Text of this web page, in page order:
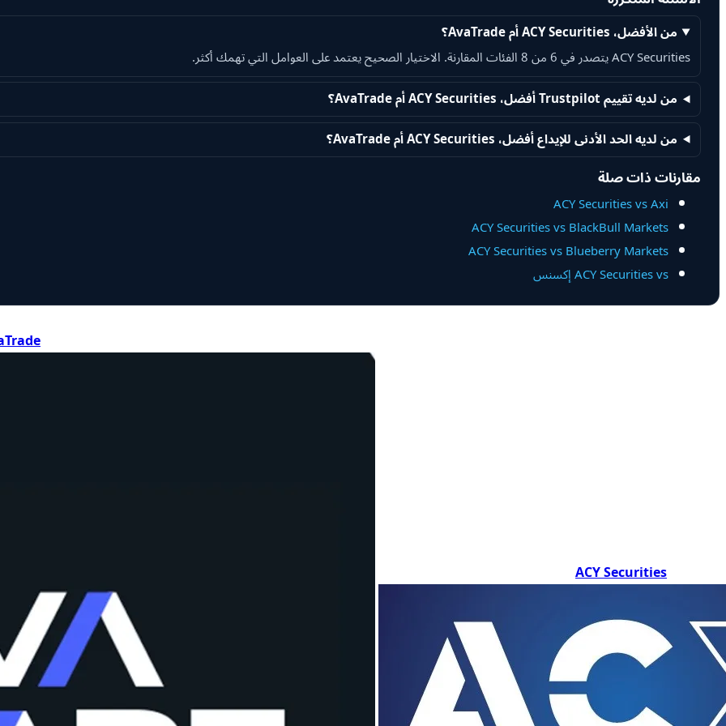
من الأفضل، ACY Securities أم AvaTrade؟
ACY Securities يتصدر في 6 من 8 الفئات المقارنة. الاختيار الصحيح يعتمد على العوامل التي تهمك أكثر.
من لديه تقييم Trustpilot أفضل، ACY Securities أم AvaTrade؟
من لديه الحد الأدنى للإيداع أفضل، ACY Securities أم AvaTrade؟
مقارنات ذات صلة
ACY Securities vs Axi
ACY Securities vs BlackBull Markets
ACY Securities vs Blueberry Markets
ACY Securities vs إكسنس
ACY Securities